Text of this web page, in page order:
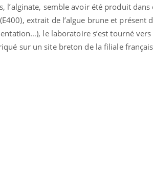
l’alginate, semble avoir été produit dans
extrait de l’algue brune et présent
le laboratoire s’est tourné vers
sur un site breton de la filiale